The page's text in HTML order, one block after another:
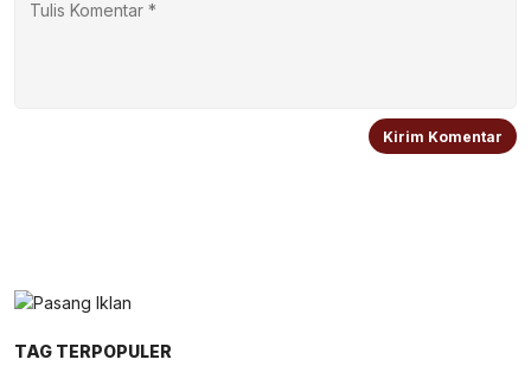
TAG TERPOPULER